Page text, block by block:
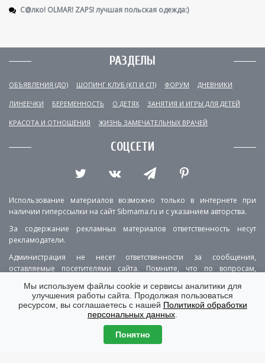
С@лко! OLMAR! ZAPS! лучшая польская одежда:)
РАЗДЕЛЫ
ОБЪЯВЛЕНИЯ (ДО) ШОПИНГ КЛУБ (КП И СП) ФОРУМ ДНЕВНИКИ
ЛИНЕЕЧКИ БЕРЕМЕННОСТЬ О ДЕТЯХ ЗАНЯТИЯ И ИГРЫ ДЛЯ ДЕТЕЙ
КРАСОТА И ОТНОШЕНИЯ ЖИЗНЬ ЗАМЕЧАТЕЛЬНЫХ ВРАЧЕЙ
СОЦСЕТИ
Использование материалов возможно только в интернете при
наличии гиперссылки на сайт Sibmama.ru и с указанием авторства.
За содержание рекламных материалов ответственность несут
рекламодатели.
Администрация не несет ответственности за сообщения,
оставляемые посетителями сайта. Помните, что по вопросам,
РЕКЛАМА О ПРОЕКТЕ
КОНТАКТЫ
ПОЛИТИКА КОНФИДЕНЦИАЛЬНОСТИ
ВЕРСИЯ ДЛЯ КОМПЬЮТЕРА
Мы используем файлы cookie и сервисы аналитики для
улучшения работы сайта. Продолжая пользоваться
ресурсом, вы соглашаетесь с нашей Политикой обработки
персональных данных
Понятно